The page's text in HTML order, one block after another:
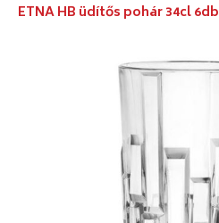
ETNA HB üdítős pohár 34cl 6db